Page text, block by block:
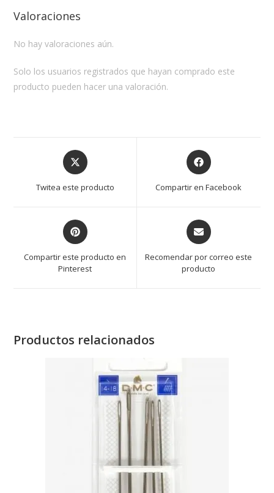
Valoraciones
No hay valoraciones aún.
Solo los usuarios registrados que hayan comprado este
producto pueden hacer una valoración.
Opens
in
new
Twitea este producto
Opens
in
new
Compartir en Facebook
Opens
in
new
Compartir este producto en
Pinterest
Opens
in
new
Recomendar por correo este
producto
Productos relacionados